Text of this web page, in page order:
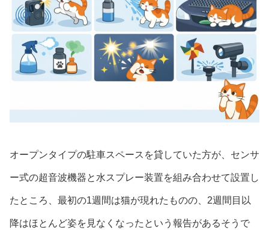
オープンタイプの駐車スペースを貸していた方が、センサ
ー式の超音波機器と水スプレー装置を組み合わせて設置し
たところ、最初の1週間は猫が現れたものの、2週間目以
降はほとんど姿を見なくなったという報告があるそうで